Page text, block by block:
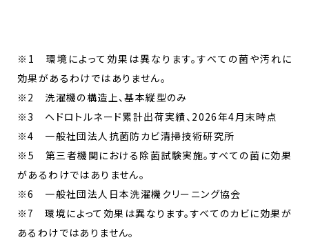
※1 環境によって効果は異なります。すべての菌や汚れに
効果があるわけではありません。
※2 洗濯機の構造上、基本縦型のみ
※3 ヘドロトルネード累計出荷実績、2026年4月末時点
※4 一般社団法人抗菌防カビ清掃技術研究所
※5 第三者機関における除菌試験実施。すべての菌に効果
があるわけではありません。
※6 一般社団法人日本洗濯機クリーニング協会
※7 環境によって効果は異なります。すべてのカビに効果が
あるわけではありません。